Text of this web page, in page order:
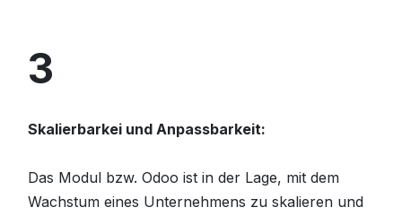
3
Skalierbarkei und Anpassbarkeit:
Das Modul bzw. Odoo ist in der Lage, mit dem
Wachstum eines Unternehmens zu skalieren und